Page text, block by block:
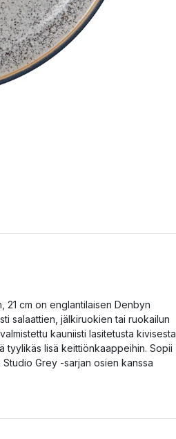
21 cm on englantilaisen Denbyn
salaattien, jälkiruokien tai ruokailun
kauniisti lasitetusta kivisesta,
tyylikäs lisä keittiönkaappeihin. Sopii
Grey -sarjan osien kanssa